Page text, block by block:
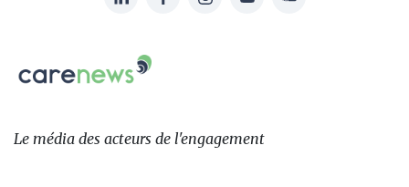
sur:
Le
des
Le média des acteurs de l'engagement